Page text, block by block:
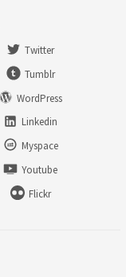
Twitter
Tumblr
WordPress
Linkedin
Myspace
Youtube
Flickr